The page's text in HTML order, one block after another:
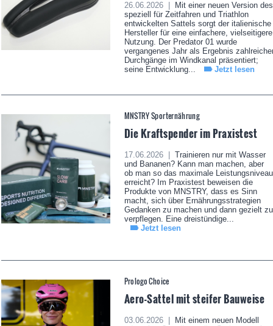
26.06.2026 |
Mit einer neuen Version des
speziell für Zeitfahren und Triathlon
entwickelten Sattels sorgt der italienische
Hersteller für eine einfachere, vielseitigere
Nutzung. Der Predator 01 wurde
vergangenes Jahr als Ergebnis
Durchgänge im Windkanal präsentiert;
seine Entwicklung...
Jetzt lesen
MNSTRY Sporternährung
Die Kraftspender im Praxistest
17.06.2026 |
Trainieren nur mit Wasser
und Bananen? Kann man machen, aber
ob man so das maximale Leistungsniveau
erreicht? Im Praxistest beweisen die
Produkte von MNSTRY, dass es Sinn
macht, sich über Ernährungsstrategien
Gedanken zu machen und dann gezielt zu
verpflegen. Eine dreistündige...
Jetzt lesen
Prologo Choice
Aero-Sattel mit steifer Bauweise
03.06.2026 |
Mit einem neuen Modell